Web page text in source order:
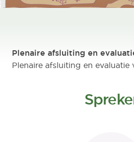
Plenaire afsluiting en
Plenaire afsluiting en evaluatie